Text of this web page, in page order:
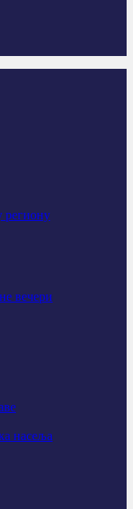
региону
вечери
насеља